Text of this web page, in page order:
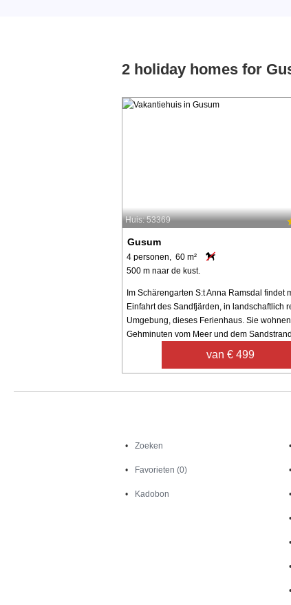
2 holiday homes for
Huis: 53369
Gusum
4 personen, 60 m²
500 m naar de kust.
Im Schärengarten S:t Anna Ramsdal findet
Einfahrt des Sandfjärden, in landschaftlich
Umgebung, dieses Ferienhaus. Sie
Gehminuten vom Meer und dem Sandstrand
van € 499
Zoeken
Favorieten (0)
Kadobon